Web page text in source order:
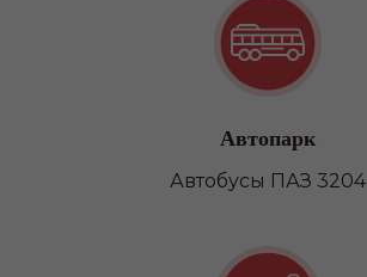
Автопарк
Автобусы ПАЗ 3204